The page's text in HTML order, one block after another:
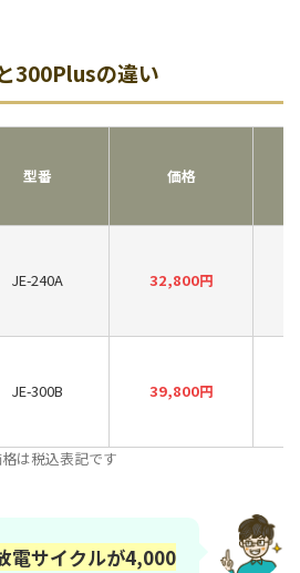
300Plusの違い
型番 価格
JE-240A 32,800円
JE-300B 39,800円
は税込表記です
電サイクルが4,000